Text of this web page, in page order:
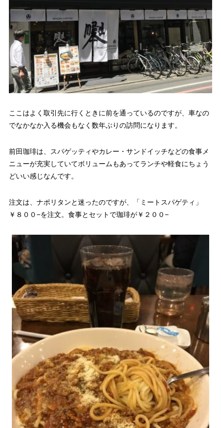
ここはよく取引先に行くときに前を通っているのですが、車なの
でなかなか入る機会もなく数年ぶりの訪問になります。
前田珈琲は、スパゲッティやカレー・サンドイッチなどの食事メ
ニューが充実していてボリュームもあってランチや軽食にちょう
どいい感じなんです。
注文は、ナポリタンと迷ったのですが、「ミートスパゲティ」
￥８００−を注文。食事とセットで珈琲が￥２００−